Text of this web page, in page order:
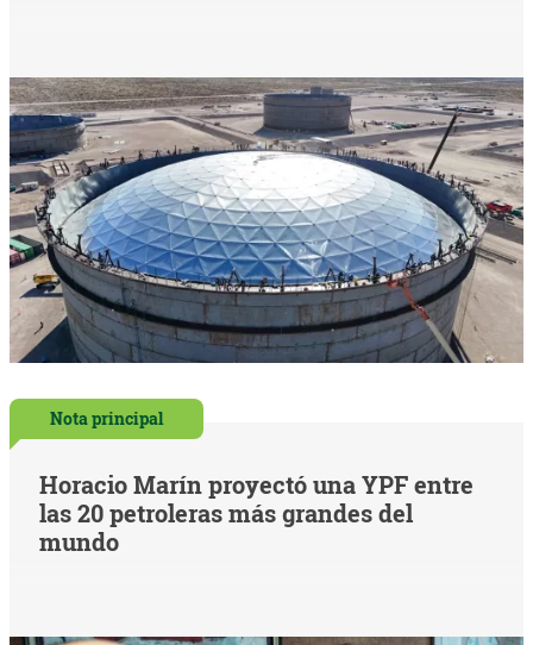
Nota principal
Horacio Marín proyectó una YPF entre
las 20 petroleras más grandes del
mundo